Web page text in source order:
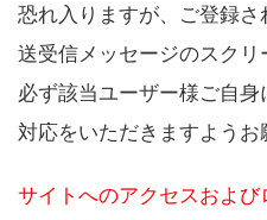
恐れ入りますが、ご登録さ
送受信メッセージのスク
必ず該当ユーザー様ご自
対応をいただきますようお
サイトへのアクセスおよ